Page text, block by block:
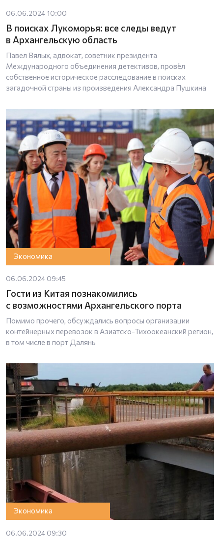
06.06.2024 10:00
В поисках Лукоморья: все следы ведут
в Архангельскую область
Павел Вялых, адвокат, советник президента
Международного объединения детективов, провёл
собственное историческое расследование в поисках
загадочной страны из произведения Александра Пушкина
Экономика
06.06.2024 09:45
Гости из Китая познакомились
с возможностями Архангельского порта
Помимо прочего, обсуждались вопросы организации
контейнерных перевозок в Азиатско-Тихоокеанский регион,
в том числе в порт Далянь
Экономика
06.06.2024 09:30